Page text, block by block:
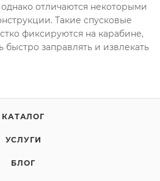
отличаются некоторыми
Такие спусковые
фиксируются на карабине,
быстро заправлять и извлекать
КАТАЛОГ
УСЛУГИ
БЛОГ